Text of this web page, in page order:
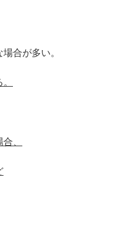
場合が多い。
、